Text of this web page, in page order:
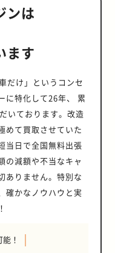
ない？」と提案されたんで
クルマがあることは知ってい
すが、当時はキドニーグリル
コイイとは思えなくて。 で
まいに惚れ込んでしまったん
離れていない中古車販売店で
愛車となるBMW Z3ロードス
エディション2の売りもの
らって現車を見た瞬間、「こ
」と思い、即決しました。 母
ってBMW Z3は新車当時を知
マだし、私がZ3に乗ることで
喜んでもらえるかなという想
りましたね。 いまの愛車の存
は、小学生低学年、おそらく
マツダユーノスロードスタ
るようなクルマが相次いで出
た年でした。数ある展示車の
私の心をつかんだのは三菱
たら絶対に乗る！」と心に決
た。この日以来、毎日のよう
のパンフレットを眺め、無駄
やめて必死に貯金に励んだん
GTOが納車された日のことを
か？ テンションがあが
まい、前日はあまり寝られな
ことを覚えています。納車当
仕事を終えてからスカイライ
した。もちろん仕事中も上の
た(笑)。念願のGTOを受け取
いんです。緊張していたんで
カローラスポーツとは、理想
わせですね ムーヴから乗
るとき、次はトヨタ車にしよ
めていました。当初は現行型
ーラツーリングも候補に入れ
は限定車を除いて2リッター
の設定がないんですね。最終
ツというわけなんです。新車
たのですが、今年の一部改良
ブリッドエンジンだけになっ
ました。トランスミッション
ではなく、CVTの方です。
ラスポーツに乗り換えてみて
たのですが、運転の疲労度が
く違います。とにかく疲れな
モデルのクルマを所有したこ
かったので、AE86に慣れた身
の姿をを見つけたとき、不覚
ホントにレースに出るん
と思ってしまった。 ハンド
で6輪F1タイレルP34を造り
だけでも「タダゴト」ではな
へと進化したのだ。 FS-
当日のスケジュールは ・受
〜08:20・ブリーフィン
09:00・車輌/装備検査：
・フリー走行＆予選：10:35-
決勝(10周)：14:00-14:15
息つくヒマもないほど忙し
いうほどではないが、のん
ていられない。 ●今回のレ
備えて、6輪F1タイレルP34
ーター＆ギア取り付け◯それ
ロント前後のベルクランク
の中心軸にベアリングを組み
売店(含SUV販売店)：37社・
関連商品等販売店(マルシ
社・オーナーズクラブ：4団
ード・ドリンク：7店舗 展示
数186台、出展者数は過去最
ルシェ)が39社、オーナーズ
が4団体、フード・ドリンク
ナーが7店舗。そして来場者
去最高の44,963人となった。
セ9-11ホールの3ホールを使
のも今回が初となる。 イベン
の特別内覧日というと、来場
いるイメージがある。しか
年は違った。入場待ちの長い
きており、例年以上に来場者
と期待が伝わってきた。 ジョ
せ、彼の代表作10台の展示 今
大のハイライトといえば、ジ
つあるタイレルP34、そして
状態で綿引氏のところに嫁い
レイナード93D。 この2台を
に驚かされる(フォーミュラー
が)。 しかし、タイレルP34
。現在、復活に向けて作業中
う。 気になる2台の現状と今
いて、カスタムビルド＆レス
に赴き、代表の綿引
行った。 綿引さん、まず
イレルP34」の状況を聞かせ
さい 昨年秋にクラッシュした
各部の修正作業を進めている
す。それに加えて、タイレル
フラーを変更しました。こ
。 その理由として「音量規制
ンは
ます
だけ」というコンセ
に特化して26年、 累
いております。改造
めて買取させていた
当日で全国無料出張
の減額や不当なキャ
ありません。特別な
確かなノウハウと実
！